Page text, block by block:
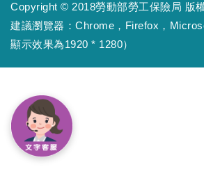
Copyright © 2018勞動部勞工保險局 版
建議瀏覽器：Chrome，Firefox，
顯示效果為1920 * 1280）